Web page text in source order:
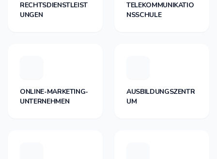
RECHTSDIENSTLEIST
UNGEN
TELEKOMMUNIKATIO
NSSCHULE
ONLINE-MARKETING-
UNTERNEHMEN
AUSBILDUNGSZENTR
UM